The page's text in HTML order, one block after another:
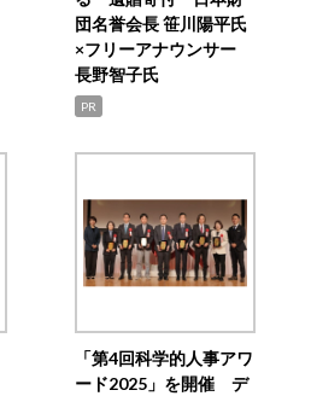
団名誉会長 笹川陽平氏
×フリーアナウンサー
長野智子氏
PR
「第4回科学的人事アワ
ード2025」を開催 デ